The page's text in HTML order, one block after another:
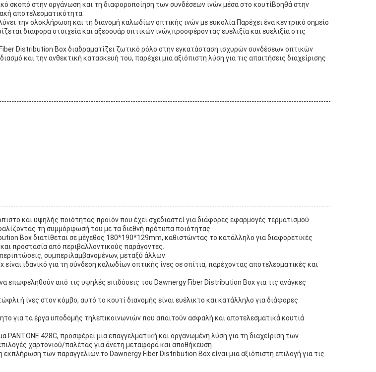
σκοπό στην οργάνωση και τη διαφοροποίηση των συνδέσεων ινών μέσα στο κουτίΒοηθά στην
αποτελεσματικότητα.
την ολοκλήρωση και τη διανομή καλωδίων οπτικής ινών με ευκολία.Παρέχει ένα κεντρικό σημείο
διάφορα στοιχεία και αξεσουάρ οπτικών ινών,προσφέροντας ευελιξία και ευελιξία στις
Distribution Box διαδραματίζει ζωτικό ρόλο στην εγκατάσταση ισχυρών συνδέσεων οπτικών
και την ανθεκτική κατασκευή του, παρέχει μια αξιόπιστη λύση για τις απαιτήσεις διαχείρισης
και υψηλής ποιότητας προϊόν που έχει σχεδιαστεί για διάφορες εφαρμογές τερματισμού
τη συμμόρφωσή του με τα διεθνή πρότυπα ποιότητας.
Box διατίθεται σε μέγεθος 180*190*129mm, καθιστώντας το κατάλληλο για διαφορετικές
προστασία από περιβαλλοντικούς παράγοντες.
συμπεριλαμβανομένων, μεταξύ άλλων:
ιδανικό για τη σύνδεση καλωδίων οπτικής ίνες σε σπίτια, παρέχοντας αποτελεσματικές και
επωφεληθούν από τις υψηλές επιδόσεις του Dawnergy Fiber Distribution Box για τις ανάγκες
ή ίνες στον κόμβο, αυτό το κουτί διανομής είναι ευέλικτο και κατάλληλο για διάφορες
για τα έργα υποδομής τηλεπικοινωνιών που απαιτούν ασφαλή και αποτελεσματικά κουτιά
428C, προσφέρει μια επαγγελματική και οργανωμένη λύση για τη διαχείριση των
χαρτονιού/παλέτας για άνετη μεταφορά και αποθήκευση.
των παραγγελιών.το Dawnergy Fiber Distribution Box είναι μια αξιόπιστη επιλογή για τις